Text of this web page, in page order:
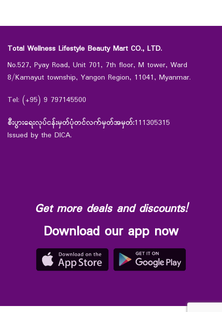
Total Wellness Lifestyle Beauty Mart CO., LTD.
No.527, Pyay Road, Unit 701, 7th floor, M tower, Ward
8/Kamayut township, Yangon Region, 11041, Myanmar.
Tel: (+95) 9 797145500
စီးပွားရေးလုပ်ငန်းမှတ်ပုံတင်လက်မှတ်အမှတ်:111305315
Issued by the DICA.
Get more deals and discounts!
Download our app now